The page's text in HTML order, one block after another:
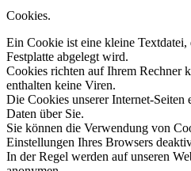
Cookies.
Ein Cookie ist eine kleine
Festplatte abgelegt wird.
Cookies richten auf Ihrem Rechner
enthalten keine Viren.
Die Cookies unserer Internet-Seiten
Daten über Sie.
Sie können die Verwendung von
Einstellungen Ihres Browsers
In der Regel werden auf unseren